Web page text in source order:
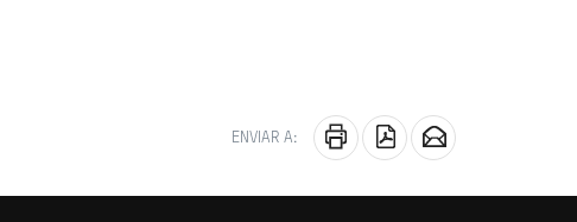
ENVIAR A: